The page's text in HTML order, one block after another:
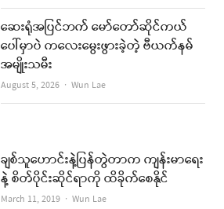
ဆေးရုံအပြင်ဘက် မော်တော်ဆိုင်ကယ်
ပေါ်မှာပဲ ကလေးမွေးဖွားခဲ့တဲ့ ဗီယက်နမ်
အမျိုးသမီး
August 5, 2026 Author
Wun Lae
ချစ်သူဟောင်းနဲ့ပြန်တွဲတာက ကျန်းမာရေး
နဲ့ စိတ်ပိုင်းဆိုင်ရာကို ထိခိုက်စေနိုင်
March 11, 2019 Author
Wun Lae